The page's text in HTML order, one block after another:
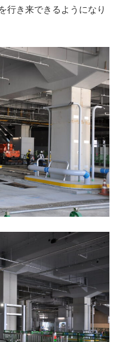
行き来できるようになり